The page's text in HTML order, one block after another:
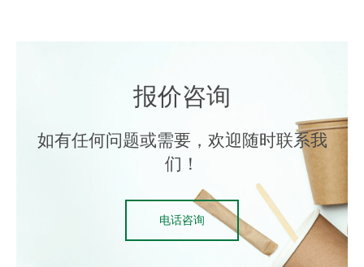
报价咨询
如有任何问题或需要，欢迎随时联系我
们！
电话咨询